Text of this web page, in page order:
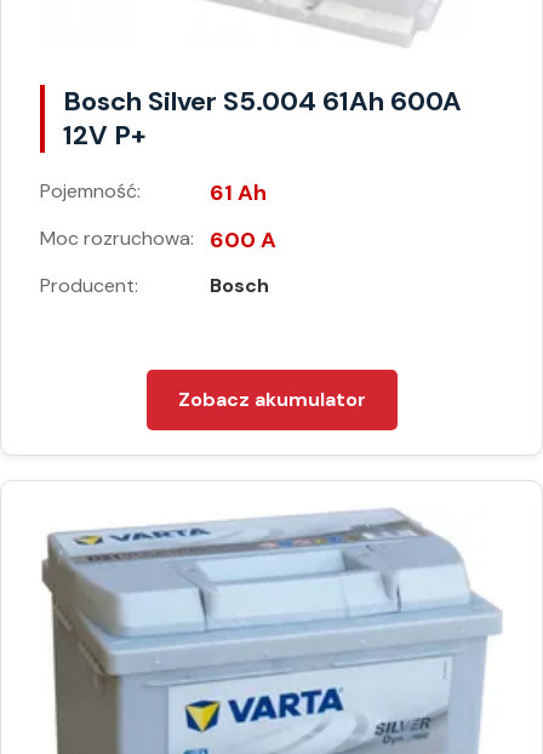
Bosch Silver S5.004 61Ah 600A
12V P+
Pojemność: 61 Ah
Moc rozruchowa: 600 A
Producent: Bosch
Zobacz akumulator